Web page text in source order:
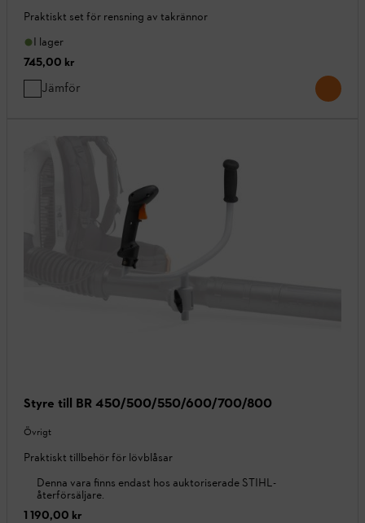
Praktiskt set för rensning av takrännor
I lager
745,00 kr
Jämför
Styre till BR 450/500/550/600/700/800
Övrigt
Praktiskt tillbehör för lövblåsar
Denna vara finns endast hos auktoriserade STIHL-
återförsäljare.
1 190,00 kr